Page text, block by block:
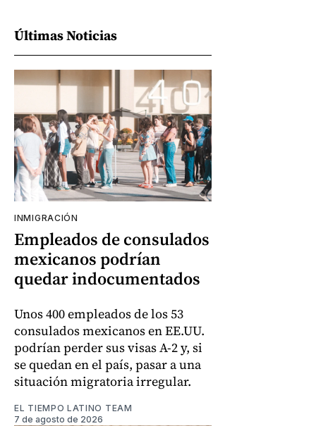
Últimas Noticias
INMIGRACIÓN
Empleados de consulados
mexicanos podrían
quedar indocumentados
Unos 400 empleados de los 53
consulados mexicanos en EE.UU.
podrían perder sus visas A-2 y, si
se quedan en el país, pasar a una
situación migratoria irregular.
EL TIEMPO LATINO TEAM
7 de agosto de 2026